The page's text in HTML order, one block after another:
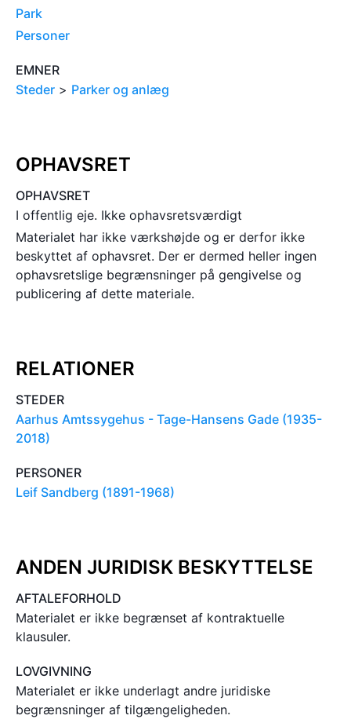
Park
Personer
EMNER
Steder > Parker og anlæg
OPHAVSRET
OPHAVSRET
I offentlig eje. Ikke ophavsretsværdigt
Materialet har ikke værkshøjde og er derfor ikke
beskyttet af ophavsret. Der er dermed heller ingen
ophavsretslige begrænsninger på gengivelse og
publicering af dette materiale.
RELATIONER
STEDER
Aarhus Amtssygehus - Tage-Hansens Gade (1935-
2018)
PERSONER
Leif Sandberg (1891-1968)
ANDEN JURIDISK BESKYTTELSE
AFTALEFORHOLD
Materialet er ikke begrænset af kontraktuelle
klausuler.
LOVGIVNING
Materialet er ikke underlagt andre juridiske
begrænsninger af tilgængeligheden.